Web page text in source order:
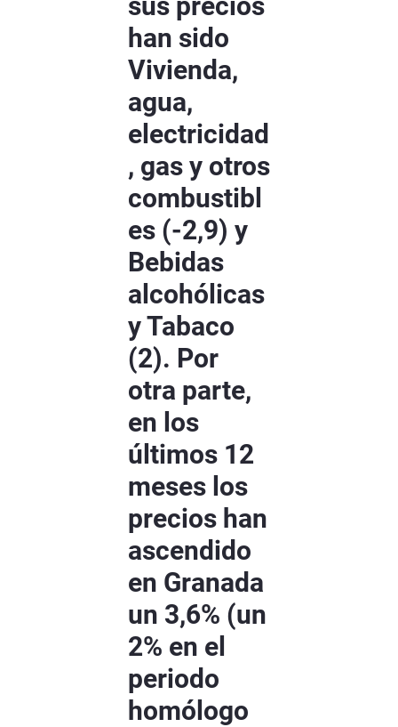
han sido
Vivienda,
agua,
electricidad
, gas y otros
combustibl
es (-2,9) y
Bebidas
alcohólicas
y Tabaco
(2). Por
otra parte,
en los
últimos 12
meses los
precios han
ascendido
en Granada
un 3,6% (un
2% en el
periodo
homólogo